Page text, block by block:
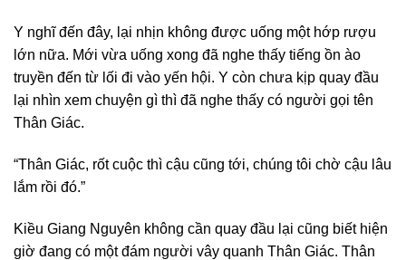
Y nghĩ đến đây, lại nhịn không được uống một hớp rượu
lớn nữa. Mới vừa uống xong đã nghe thấy tiếng ồn ào
truyền đến từ lối đi vào yến hội. Y còn chưa kịp quay đầu
lại nhìn xem chuyện gì thì đã nghe thấy có người gọi tên
Thân Giác.
“Thân Giác, rốt cuộc thì cậu cũng tới, chúng tôi chờ cậu lâu
lắm rồi đó.”
Kiều Giang Nguyên không cần quay đầu lại cũng biết hiện
giờ đang có một đám người vây quanh Thân Giác. Thân